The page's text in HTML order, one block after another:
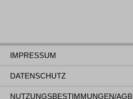
IMPRESSUM
DATENSCHUTZ
NUTZUNGSBESTIMMUNGEN/AGB